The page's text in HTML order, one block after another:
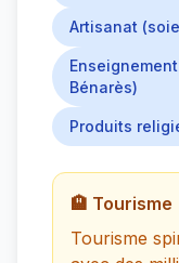
Artisanat
Bénarès)
Produits
🏨 Tourisme
Tourisme